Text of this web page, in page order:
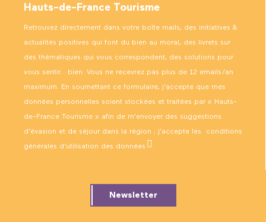
Hauts-de-France Tourisme
Retrouvez directement dans votre boîte mails, des initiatives &
actualités positives qui font du bien au moral, des livrets sur
des thématiques qui vous correspondent, des solutions pour
vous sentir… bien. Vous ne recevrez pas plus de 12 emails/an
maximum. En soumettant ce formulaire, j’accepte que mes
données personnelles soient stockées et traitées par « Hauts-
de-France Tourisme » afin de m’envoyer des suggestions
d’évasion et de séjour dans la région ; j’accepte les conditions
générales d’utilisation des données .
Newsletter